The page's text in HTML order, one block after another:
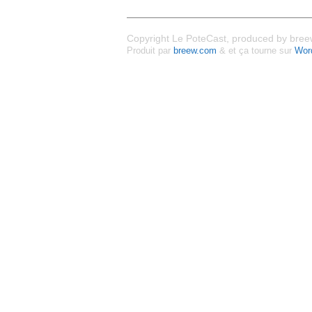
Copyright Le PoteCast, produced by
Produit par breew.com & et ça tourne sur